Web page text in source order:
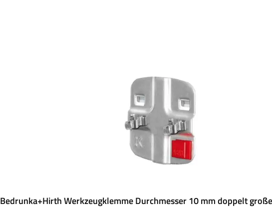
Bedrunka+Hirth Werkzeugklemme Durchmesser 10 mm doppelt